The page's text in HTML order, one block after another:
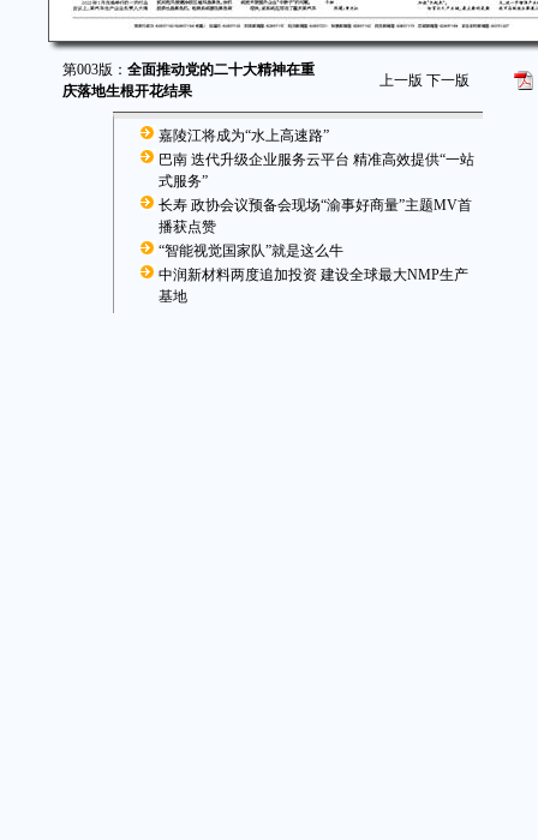
第003版： 全面推动党的二十大精神在重
庆落地生根开花结果
上一版 下一版
嘉陵江将成为“水上高速路”
巴南 迭代升级企业服务云平台 精准高效提供“一站
式服务”
长寿 政协会议预备会现场“渝事好商量”主题MV首
播获点赞
“智能视觉国家队”就是这么牛
中润新材料两度追加投资 建设全球最大NMP生产
基地